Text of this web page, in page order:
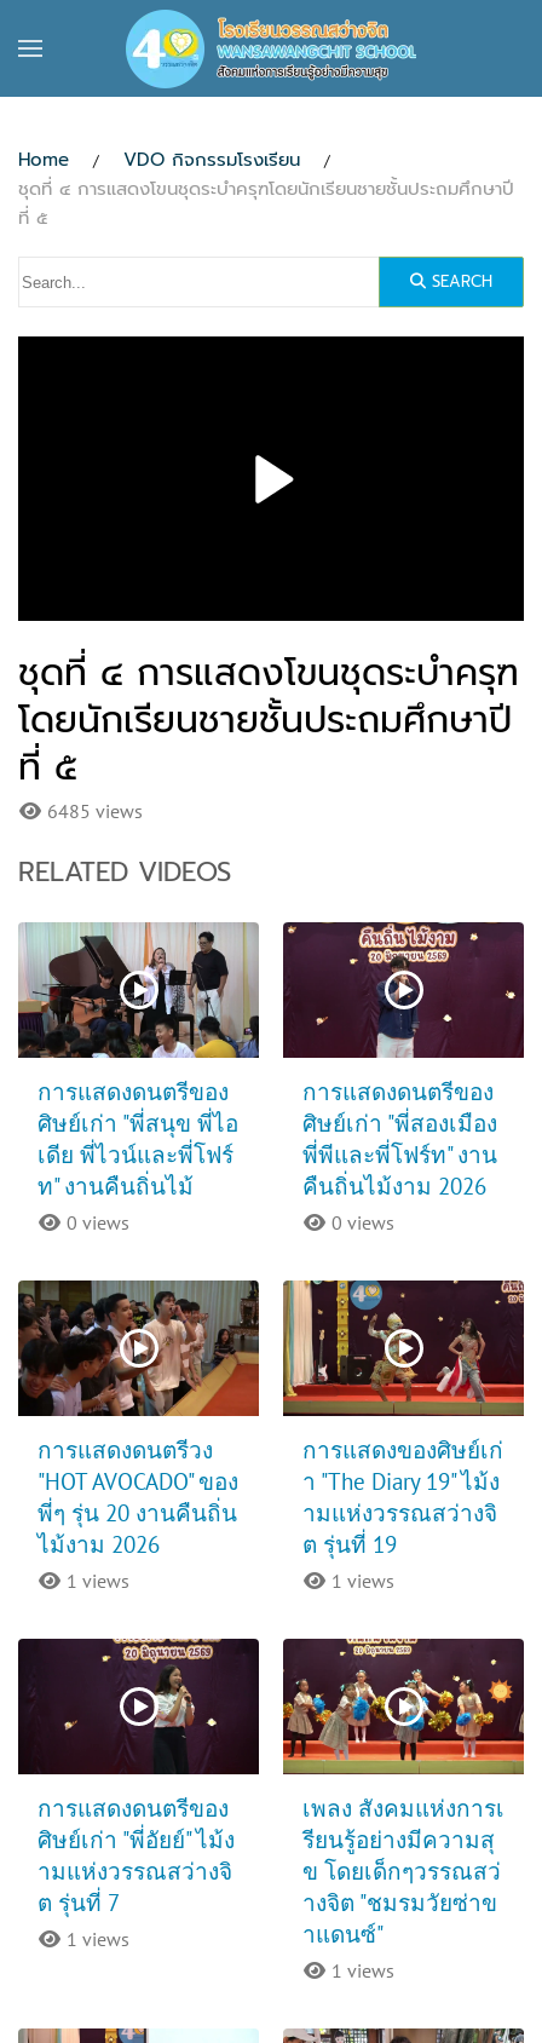
Skip to main content
Home
VDO กิจกรรมโรงเรียน
ชุดที่ ๔ การแสดงโขนชุดระบำครุฑโดยนักเรียนชายชั้นประถมศึกษาปี
ที่ ๕
SEARCH
ชุดที่ ๔ การแสดงโขนชุดระบำครุฑ
โดยนักเรียนชายชั้นประถมศึกษาปี
ที่ ๕
6485 views
RELATED VIDEOS
การแสดงดนตรีของ
ศิษย์เก่า "พี่สนุข พี่ไอ
เดีย พี่ไวน์และพี่โฟร์
ท" งานคืนถิ่นไม้
0 views
การแสดงดนตรีของ
ศิษย์เก่า "พี่สองเมือง
พี่พีและพี่โฟร์ท" งาน
คืนถิ่นไม้งาม 2026
0 views
การแสดงดนตรีวง
"HOT AVOCADO" ของ
พี่ๆ รุ่น 20 งานคืนถิ่น
ไม้งาม 2026
1 views
การแสดงของศิษย์เก่
า "The Diary 19" ไม้ง
ามแห่งวรรณสว่างจิ
ต รุ่นที่ 19
1 views
การแสดงดนตรีของ
ศิษย์เก่า "พี่อัยย์" ไม้ง
ามแห่งวรรณสว่างจิ
ต รุ่นที่ 7
1 views
เพลง สังคมแห่งการเ
รียนรู้อย่างมีความสุ
ข โดยเด็กๆวรรณสว่
างจิต "ชมรมวัยซ่าข
าแดนซ์"
1 views